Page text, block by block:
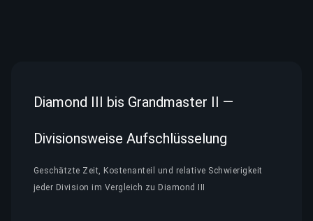
Diamond III bis Grandmaster II —
Divisionsweise Aufschlüsselung
Geschätzte Zeit, Kostenanteil und relative Schwierigkeit
jeder Division im Vergleich zu Diamond III